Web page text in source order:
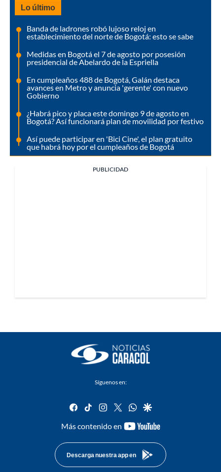
Lo último
Banda de ladrones robó lujoso reloj en
establecimiento del norte de Bogotá: esto se sabe
Medidas en Bogotá el 7 de agosto por posesión
presidencial de Abelardo de la Espriella
En cumpleaños 488 de Bogotá, Galán destaca
avances en Metro y anuncia 'gerente' con nuevo
Gobierno
¿Habrá pico y placa este domingo 9 de agosto en
Bogotá? Así funcionará plan de movilidad por festivo
Así puede participar en 'Bici Cine', el plan gratuito
que habrá hoy por el cumpleaños de Bogotá
PUBLICIDAD
Síguenos en:
facebook
tiktok instagram
twitterwhatsapp
google
Más contenido en
youtube-
Descarga nuestra app en